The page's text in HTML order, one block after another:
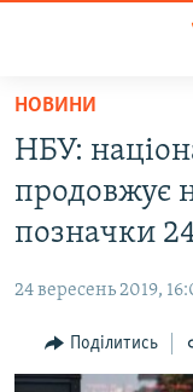
Перейти
основного
матеріалу
Перейти
до
основної
навігації
Перейти
до
ВІДЕО ТА ФОТО
БЛОГИ
ПОГЛЯД
НОВИНИ
НБУ:
продовжує
позначки
24 вересень 2019,
Поділитись